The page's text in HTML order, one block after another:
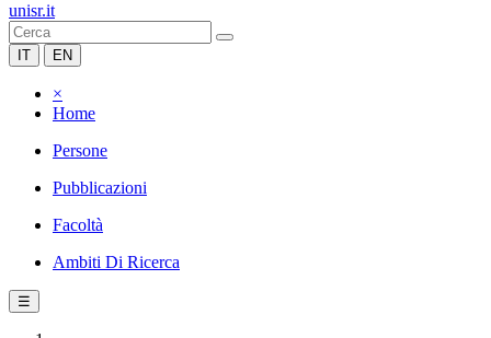
unisr.it
IT EN
×
Home
Persone
Pubblicazioni
Facoltà
Ambiti Di Ricerca
☰